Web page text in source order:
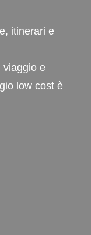
itinerari e
viaggio e
low cost è